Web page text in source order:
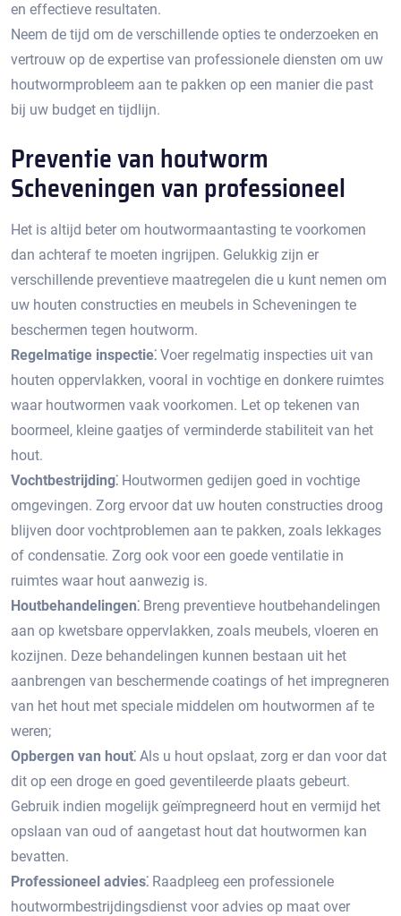
en effectieve resultaten.​
Neem de tijd om de verschillende opties te onderzoeken en
vertrouw op de expertise van professionele diensten om uw
houtwormprobleem aan te pakken op een manier die past
bij uw budget en tijdlijn.​
Preventie van houtworm
Scheveningen van professioneel
Het is altijd beter om houtwormaantasting te voorkomen
dan achteraf te moeten ingrijpen.​ Gelukkig zijn er
verschillende preventieve maatregelen die u kunt nemen om
uw houten constructies en meubels in Scheveningen te
beschermen tegen houtworm.​
Regelmatige inspectie⁚ Voer regelmatig inspecties uit van
houten oppervlakken, vooral in vochtige en donkere ruimtes
waar houtwormen vaak voorkomen.​ Let op tekenen van
boormeel, kleine gaatjes of verminderde stabiliteit van het
hout.​
Vochtbestrijding⁚ Houtwormen gedijen goed in vochtige
omgevingen.​ Zorg ervoor dat uw houten constructies droog
blijven door vochtproblemen aan te pakken, zoals lekkages
of condensatie. Zorg ook voor een goede ventilatie in
ruimtes waar hout aanwezig is.​
Houtbehandelingen⁚ Breng preventieve houtbehandelingen
aan op kwetsbare oppervlakken, zoals meubels, vloeren en
kozijnen.​ Deze behandelingen kunnen bestaan uit het
aanbrengen van beschermende coatings of het impregneren
van het hout met speciale middelen om houtwormen af te
weren;
Opbergen van hout⁚ Als u hout opslaat, zorg er dan voor dat
dit op een droge en goed geventileerde plaats gebeurt.​
Gebruik indien mogelijk geïmpregneerd hout en vermijd het
opslaan van oud of aangetast hout dat houtwormen kan
bevatten.
Professioneel advies⁚ Raadpleeg een professionele
houtwormbestrijdingsdienst voor advies op maat over